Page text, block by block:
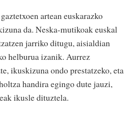
artean euskarazko
da. Neska-mutikoak euskal
jarriko ditugu, aisialdian
helburua izanik. Aurrez
ikuskizuna ondo prestatzeko, eta
handira egingo dute jauzi,
ikusle dituztela.